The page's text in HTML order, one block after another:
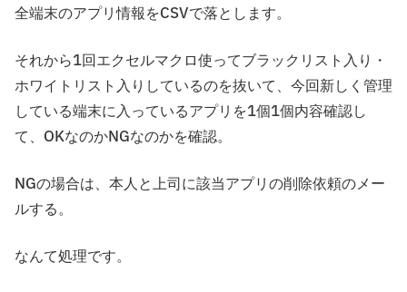
全端末のアプリ情報をCSVで落とします。
それから1回エクセルマクロ使ってブラックリスト入り・
ホワイトリスト入りしているのを抜いて、今回新しく管理
している端末に入っているアプリを1個1個内容確認し
て、OKなのかNGなのかを確認。
NGの場合は、本人と上司に該当アプリの削除依頼のメー
ルする。
なんて処理です。